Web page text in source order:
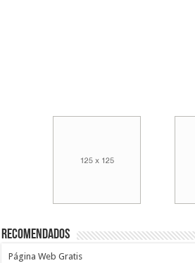
Recomendados
Página Web Gratis